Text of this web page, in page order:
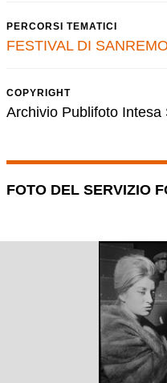
PERCORSI TEMATICI
FESTIVAL DI SANREMO
COPYRIGHT
Archivio Publifoto Intesa
FOTO DEL SERVIZIO